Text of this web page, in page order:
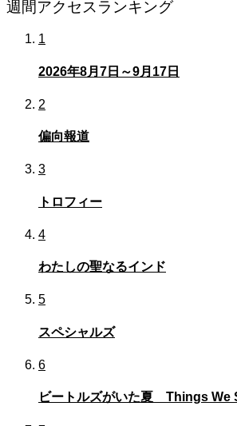
週間アクセスランキング
1
2026年8月7日～9月17日
2
偏向報道
3
トロフィー
4
わたしの聖なるインド
5
スペシャルズ
6
ビートルズがいた夏 Things We